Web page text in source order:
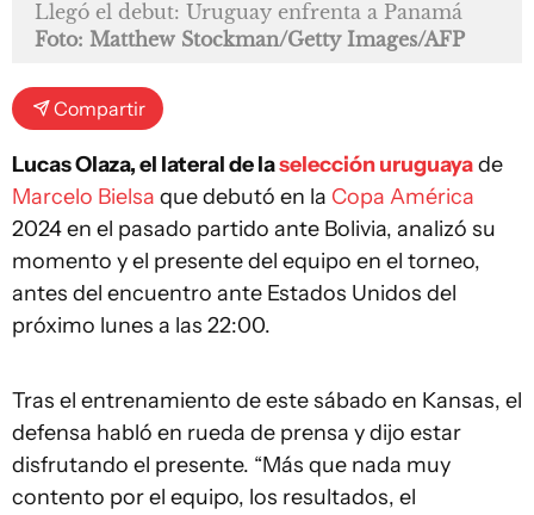
Llegó el debut: Uruguay enfrenta a Panamá
Foto: Matthew Stockman/Getty Images/AFP
Compartir
Lucas Olaza, el lateral de laselección uruguayade
Marcelo Bielsa que debutó en la Copa América
2024 en el pasado partido ante Bolivia, analizó su
momento y el presente del equipo en el torneo,
antes del encuentro ante Estados Unidos del
próximo lunes a las 22:00.
Tras el entrenamiento de este sábado en Kansas, el
defensa habló en rueda de prensa y dijo estar
disfrutando el presente. “Más que nada muy
contento por el equipo, los resultados, el